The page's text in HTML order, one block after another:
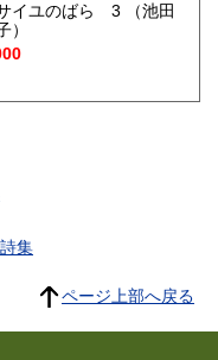
イユのばら 3
（池田
）
集
ページ上部へ戻る